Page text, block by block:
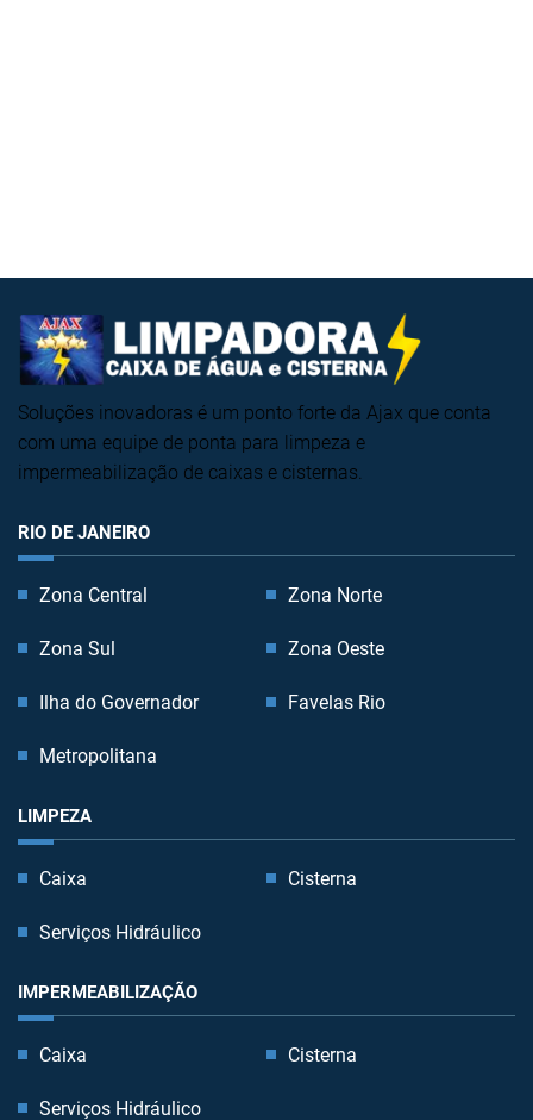
Soluções inovadoras é um ponto forte da Ajax que conta
com uma equipe de ponta para limpeza e
impermeabilização de caixas e cisternas.
RIO DE JANEIRO
Zona Central Zona Norte
Zona Sul Zona Oeste
Ilha do Governador Favelas Rio
Metropolitana
LIMPEZA
Caixa Cisterna
Serviços Hidráulico
IMPERMEABILIZAÇÃO
Caixa Cisterna
Serviços Hidráulico